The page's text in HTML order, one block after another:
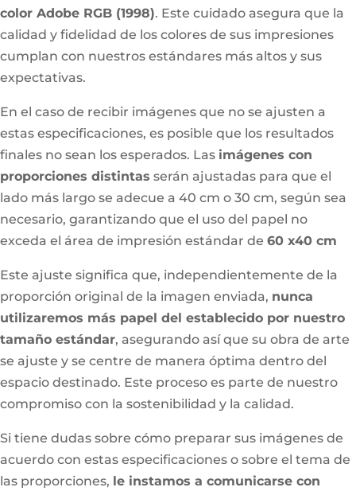
color Adobe RGB (1998). Este cuidado asegura que la
calidad y fidelidad de los colores de sus impresiones
cumplan con nuestros estándares más altos y sus
expectativas.
En el caso de recibir imágenes que no se ajusten a
estas especificaciones, es posible que los resultados
finales no sean los esperados. Las imágenes con
proporciones distintas serán ajustadas para que el
lado más largo se adecue a 40 cm o 30 cm, según sea
necesario, garantizando que el uso del papel no
exceda el área de impresión estándar de 60 x40 cm
Este ajuste significa que, independientemente de la
proporción original de la imagen enviada, nunca
utilizaremos más papel del establecido por nuestro
tamaño estándar, asegurando así que su obra de arte
se ajuste y se centre de manera óptima dentro del
espacio destinado. Este proceso es parte de nuestro
compromiso con la sostenibilidad y la calidad.
Si tiene dudas sobre cómo preparar sus imágenes de
acuerdo con estas especificaciones o sobre el tema de
las proporciones, le instamos a comunicarse con